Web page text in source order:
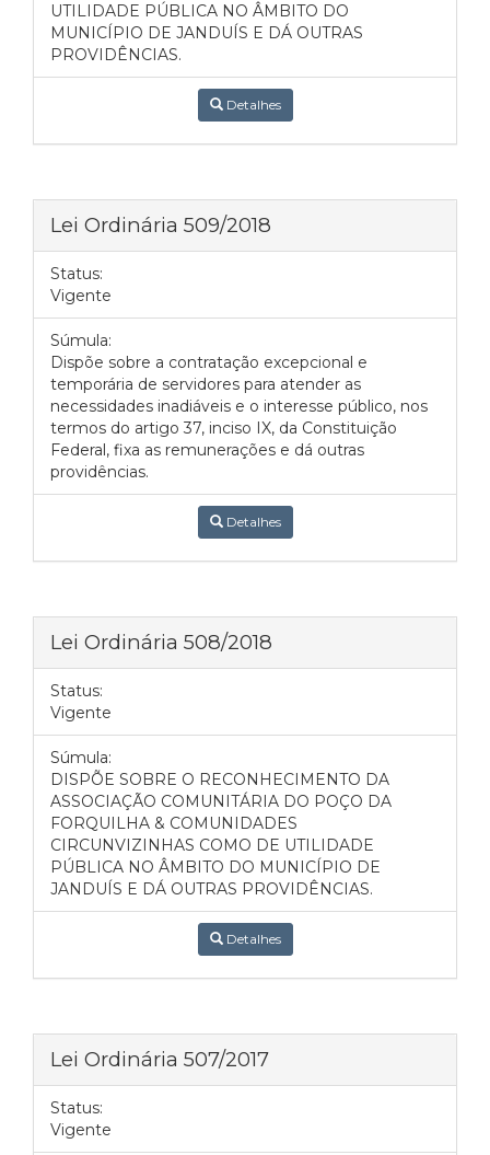
UTILIDADE PÚBLICA NO ÂMBITO DO
MUNICÍPIO DE JANDUÍS E DÁ OUTRAS
PROVIDÊNCIAS.
Detalhes
Lei Ordinária 509/2018
Status:
Vigente
Súmula:
Dispõe sobre a contratação excepcional e
temporária de servidores para atender as
necessidades inadiáveis e o interesse público, nos
termos do artigo 37, inciso IX, da Constituição
Federal, fixa as remunerações e dá outras
providências.
Detalhes
Lei Ordinária 508/2018
Status:
Vigente
Súmula:
DISPÕE SOBRE O RECONHECIMENTO DA
ASSOCIAÇÃO COMUNITÁRIA DO POÇO DA
FORQUILHA & COMUNIDADES
CIRCUNVIZINHAS COMO DE UTILIDADE
PÚBLICA NO ÂMBITO DO MUNICÍPIO DE
JANDUÍS E DÁ OUTRAS PROVIDÊNCIAS.
Detalhes
Lei Ordinária 507/2017
Status:
Vigente